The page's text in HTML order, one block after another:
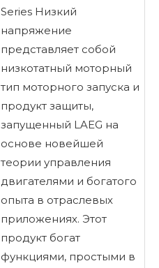
Series Низкий
напряжение
представляет собой
низкотатный моторный
тип моторного запуска и
продукт защиты,
запущенный LAEG на
основе новейшей
теории управления
двигателями и богатого
опыта в отраслевых
приложениях. Этот
продукт богат
функциями, простыми в